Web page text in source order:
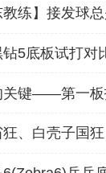
关键——第一板